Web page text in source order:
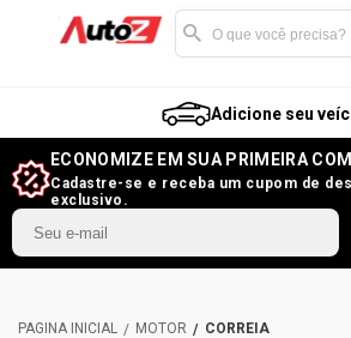
Adicione seu
ECONOMIZE EM SUA PRIMEIRA
Cadastre-se e receba um cupom de
exclusivo.
MOTOR CORREIA